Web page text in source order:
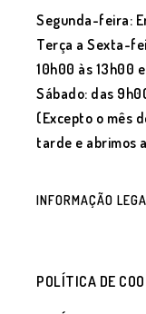
Segunda-feira:
Terça a Sexta-
10h00 às 13h00
Sábado: das
(Excepto o mês
tarde e abrimos
INFORMAÇÃO
POLÍTICA DE